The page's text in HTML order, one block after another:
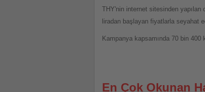
THY'nin internet sitesinden
liradan başlayan fiyatlarla seyahat
Kampanya kapsamında 70 bin 400
En Çok Okunan